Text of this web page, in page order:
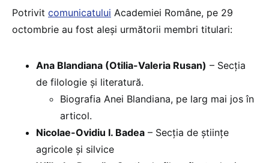
Potrivit comunicatului Academiei Române, pe 29
octombrie au fost aleși următorii membri titulari:
Ana Blandiana (Otilia-Valeria Rusan) – Secția
de filologie și literatură.
Biografia Anei Blandiana, pe larg mai jos în
articol.
Nicolae-Ovidiu I. Badea – Secția de științe
agricole și silvice